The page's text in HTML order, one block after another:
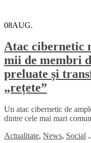
08AUG.
Atac cibernetic
mii de membri
preluate și
„rețete”
Un atac cibernetic de
dintre cele mai mari
Actualitate, News, Social